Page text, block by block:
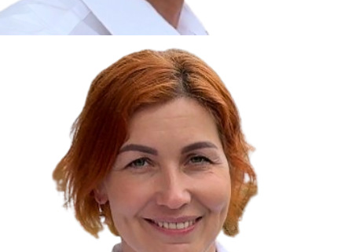
Zákon uvádza, že môžeme ukladať cookies na vašom
zariadení, pokiaľ sú nevyhnutne nutné pre prevádzku tejto
Cookies, ktoré používame
Technické a nevyhnutné cookies
Analytické a marketingové cookies
Reklamné úložisko
Reklamné používateľské dáta
Personalizácia reklám